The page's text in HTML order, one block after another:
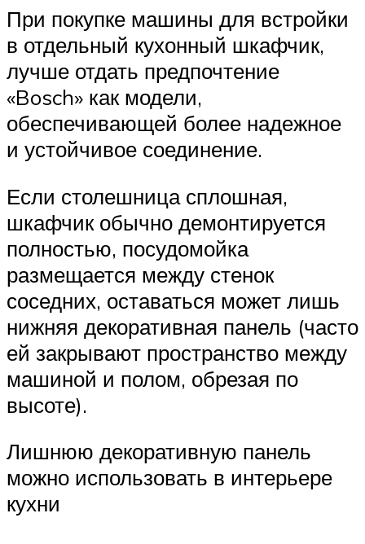
При покупке машины для встройки
в отдельный кухонный шкафчик,
лучше отдать предпочтение
«Bosch» как модели,
обеспечивающей более надежное
и устойчивое соединение.
Если столешница сплошная,
шкафчик обычно демонтируется
полностью, посудомойка
размещается между стенок
соседних, оставаться может лишь
нижняя декоративная панель (часто
ей закрывают пространство между
машиной и полом, обрезая по
высоте).
Лишнюю декоративную панель
можно использовать в интерьере
кухни